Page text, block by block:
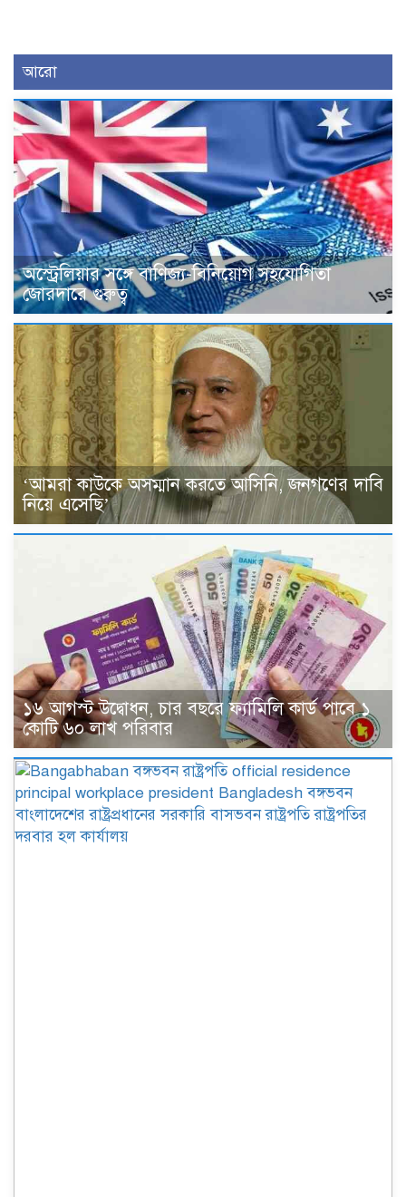
আরো
অস্ট্রেলিয়ার সঙ্গে বাণিজ্য-বিনিয়োগ সহযোগিতা
জোরদারে গুরুত্ব
‘আমরা কাউকে অসম্মান করতে আসিনি, জনগণের দাবি
নিয়ে এসেছি’
১৬ আগস্ট উদ্বোধন, চার বছরে ফ্যামিলি কার্ড পাবে ১
কোটি ৬০ লাখ পরিবার